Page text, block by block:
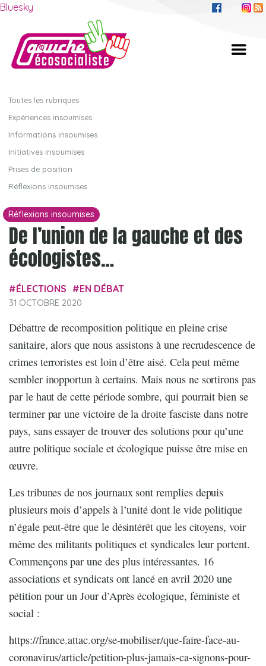
Bluesky
Toutes les rubriques
Expériences insoumises
Informations insoumises
Initiatives insoumises
Prises de position
Réflexions insoumises
Réflexions insoumises
De l’union de la gauche et des
écologistes…
ÉLECTIONS EN DÉBAT
31 OCTOBRE 2020
Débattre de recomposition politique en pleine crise
sanitaire, alors que nous assistons à une recrudescence de
crimes terroristes est loin d’être aisé. Cela peut même
sembler inopportun à certains. Mais nous ne sortirons pas
par le haut de cette période sombre, qui pourrait bien se
terminer par une victoire de la droite fasciste dans notre
pays, sans essayer de trouver des solutions pour qu’une
autre politique sociale et écologique puisse être mise en
œuvre.
Les tribunes de nos journaux sont remplies depuis
plusieurs mois d’appels à l’unité dont le vide politique
n’égale peut-être que le désintérêt que les citoyens, voir
même des militants politiques et syndicales leur portent.
Commençons par une des plus intéressantes. 16
associations et syndicats ont lancé en avril 2020 une
pétition pour un Jour d’Après écologique, féministe et
social :
https://france.attac.org/se-mobiliser/que-faire-face-au-
coronavirus/article/petition-plus-jamais-ca-signons-pour-